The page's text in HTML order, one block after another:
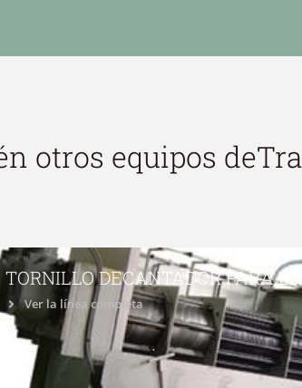
otros equipos de
TORNILLO DECANTADOR PARA LA
Ver la línea completa